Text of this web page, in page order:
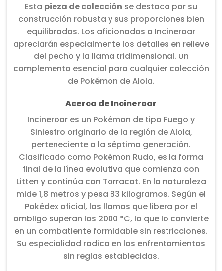
Esta pieza de colección se destaca por su
construcción robusta y sus proporciones bien
equilibradas. Los aficionados a Incineroar
apreciarán especialmente los detalles en relieve
del pecho y la llama tridimensional. Un
complemento esencial para cualquier colección
de Pokémon de Alola.
Acerca de Incineroar
Incineroar es un Pokémon de tipo Fuego y
Siniestro originario de la región de Alola,
perteneciente a la séptima generación.
Clasificado como Pokémon Rudo, es la forma
final de la línea evolutiva que comienza con
Litten y continúa con Torracat. En la naturaleza
mide 1,8 metros y pesa 83 kilogramos. Según el
Pokédex oficial, las llamas que libera por el
ombligo superan los 2000 °C, lo que lo convierte
en un combatiente formidable sin restricciones.
Su especialidad radica en los enfrentamientos
sin reglas establecidas.